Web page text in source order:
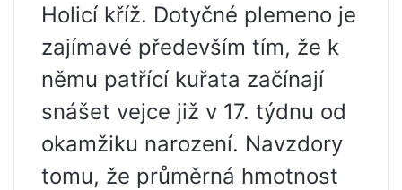
Holicí kříž. Dotyčné plemeno je
zajímavé především tím, že k
němu patřící kuřata začínají
snášet vejce již v 17. týdnu od
okamžiku narození. Navzdory
tomu, že průměrná hmotnost